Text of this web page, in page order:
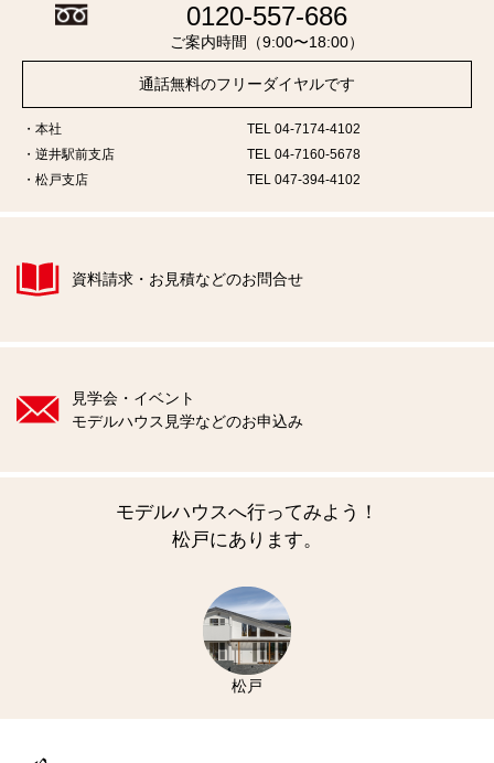
0120-557-686
ご案内時間（9:00〜18:00）
通話無料のフリーダイヤルです
本社
TEL 04-7174-4102
逆井駅前支店
TEL 04-7160-5678
松戸支店
TEL 047-394-4102
資料請求・お見積などのお問合せ
見学会・イベント
モデルハウス見学などのお申込み
モデルハウスへ行ってみよう！
松戸にあります。
松戸